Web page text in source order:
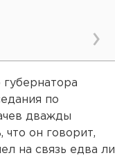
губернатора
по
дважды
что он говорит,
на связь едва ли